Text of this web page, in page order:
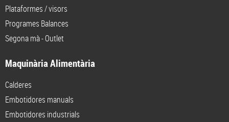
Plataformes / visors
Programes Balances
Segona mà - Outlet
Maquinària Alimentària
Calderes
Embotidores manuals
Embotidores industrials